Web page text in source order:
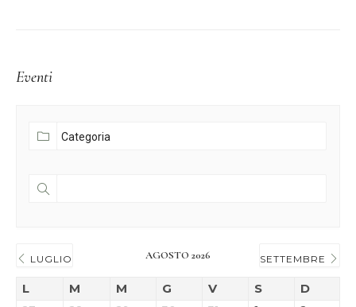
Eventi
LUGLIO AGOSTO 2026 SETTEMBRE
L M M G V S D